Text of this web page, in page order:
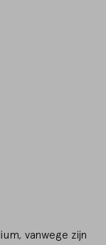
vanwege zijn